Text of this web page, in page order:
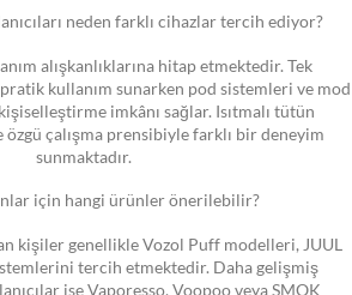
neden farklı cihazlar tercih ediyor?
alışkanlıklarına hitap etmektedir. Tek
kullanım sunarken pod sistemleri ve mod
imkânı sağlar. Isıtmalı tütün
çalışma prensibiyle farklı bir deneyim
sunmaktadır.
için hangi ürünler önerilebilir?
kişiler genellikle Vozol Puff modelleri, JUUL
tercih etmektedir. Daha gelişmiş
ise Vaporesso, Voopoo veya SMOK